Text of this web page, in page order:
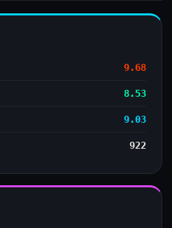
9.68
8.53
9.03
922